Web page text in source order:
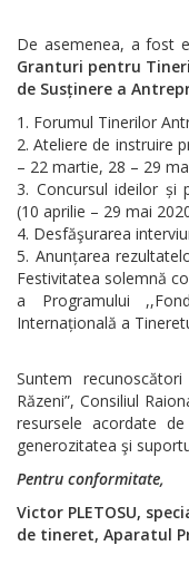
De asemenea, a fost
Granturi pentru
de Susținere a
Forumul Tinerilor
Ateliere de instruire
– 22 martie, 28 – 29
Concursul ideilor și
(10 aprilie – 29 mai
Desfăşurarea
Anunțarea
Festivitatea solemnă
a Programului
Internațională a
Suntem
Răzeni”, Consiliul
resursele acordate
generozitatea şi
Pentru conformitate,
Victor PLETOSU,
de tineret, Aparatul